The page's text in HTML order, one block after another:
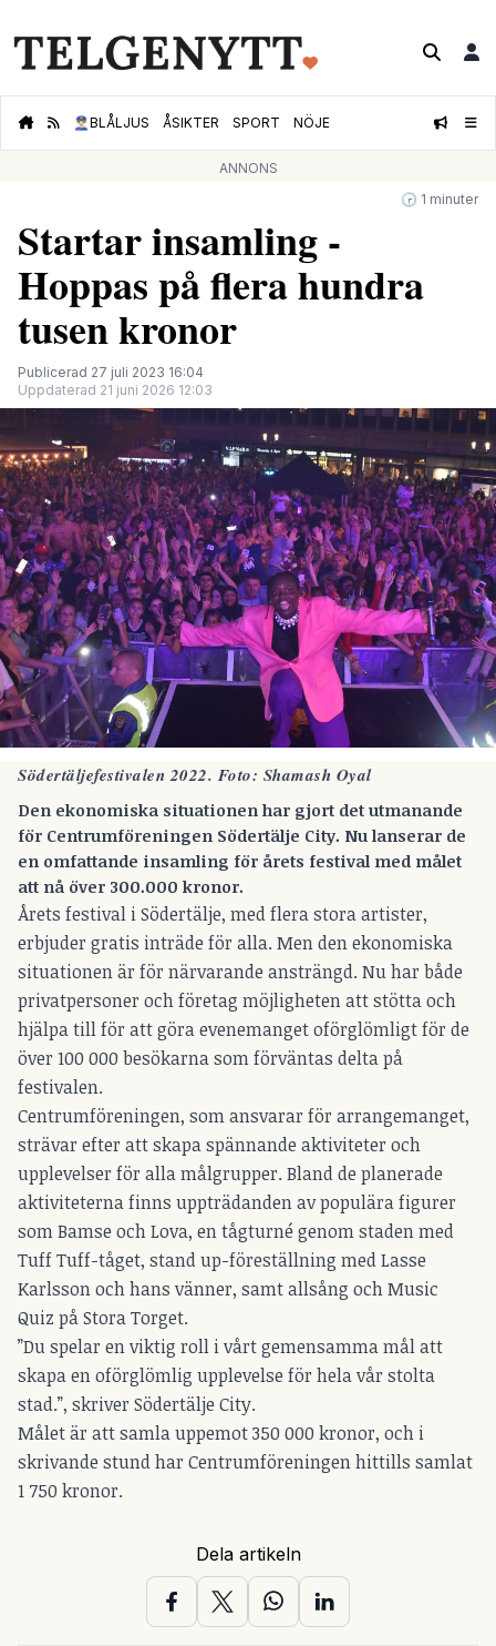
👮🏻‍♂️BLÅLJUS ÅSIKTER SPORT NÖJE
ANNONS
🕝 1 minuter
Startar insamling -
Hoppas på flera hundra
tusen kronor
Publicerad 27 juli 2023 16:04
Uppdaterad 21 juni 2026 12:03
Södertäljefestivalen 2022. Foto: Shamash Oyal
Den ekonomiska situationen har gjort det utmanande
för Centrumföreningen Södertälje City. Nu lanserar de
en omfattande insamling för årets festival med målet
att nå över 300.000 kronor.
Årets festival i Södertälje, med flera stora artister,
erbjuder gratis inträde för alla. Men den ekonomiska
situationen är för närvarande ansträngd. Nu har både
privatpersoner och företag möjligheten att stötta och
hjälpa till för att göra evenemanget oförglömligt för de
över 100 000 besökarna som förväntas delta på
festivalen.
Centrumföreningen, som ansvarar för arrangemanget,
strävar efter att skapa spännande aktiviteter och
upplevelser för alla målgrupper. Bland de planerade
aktiviteterna finns uppträdanden av populära figurer
som Bamse och Lova, en tågturné genom staden med
Tuff Tuff-tåget, stand up-föreställning med Lasse
Karlsson och hans vänner, samt allsång och Music
Quiz på Stora Torget.
”Du spelar en viktig roll i vårt gemensamma mål att
skapa en oförglömlig upplevelse för hela vår stolta
stad.”, skriver Södertälje City.
Målet är att samla uppemot 350 000 kronor, och i
skrivande stund har Centrumföreningen hittills samlat
1 750 kronor.
Dela artikeln